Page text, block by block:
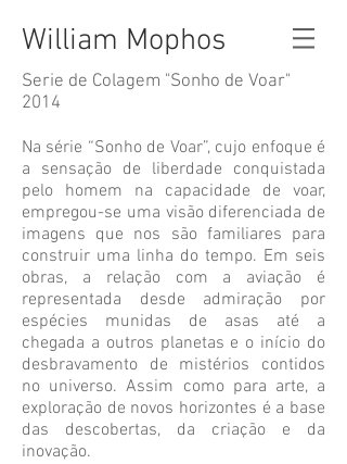
William Mophos
Serie de Colagem "Sonho de Voar"
2014
Na série “Sonho de Voar”, cujo enfoque é
a sensação de liberdade conquistada
pelo homem na capacidade de voar,
empregou-se uma visão diferenciada de
imagens que nos são familiares para
construir uma linha do tempo. Em seis
obras, a relação com a aviação é
representada desde admiração por
espécies munidas de asas até a
chegada a outros planetas e o início do
desbravamento de mistérios contidos
no universo. Assim como para arte, a
exploração de novos horizontes é a base
das descobertas, da criação e da
inovação.